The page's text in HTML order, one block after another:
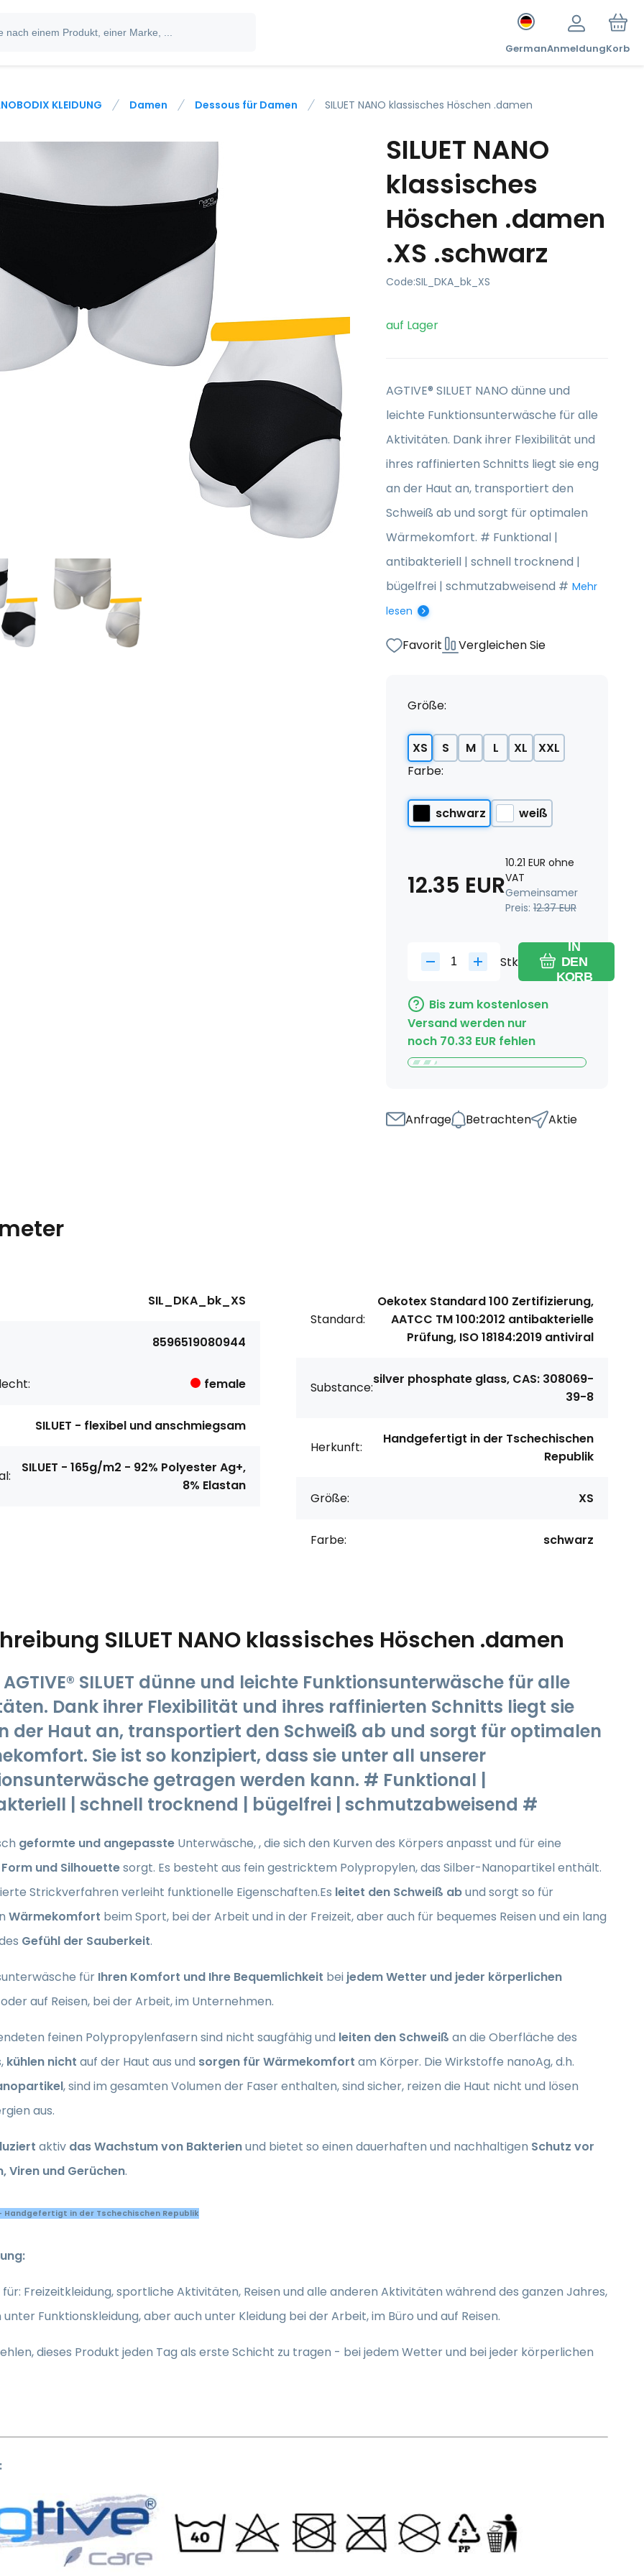
GermanAnmeldungKorb
KLEIDUNG Damen Dessous für Damen SILUET NANO klassisches Höschen .damen
SILUET NANO
klassisches
Höschen .damen
.XS .schwarz
Code:SIL_DKA_bk_XS
auf Lager
AGTIVE® SILUET NANO dünne und
leichte Funktionsunterwäsche für alle
Aktivitäten. Dank ihrer Flexibilität und
ihres raffinierten Schnitts liegt sie eng
an der Haut an, transportiert den
Schweiß ab und sorgt für optimalen
Wärmekomfort. # Funktional |
antibakteriell | schnell trocknend |
bügelfrei | schmutzabweisend # Mehr
lesen
Favorit Vergleichen Sie
Größe:
XS S M L XL
XXL
Farbe:
schwarz weiß
12.35 EUR
10.21 EUR ohne
VAT
Gemeinsamer
Preis: 12.37 EUR
Stk
IN
DEN
KORB
Bis zum kostenlosen
Versand werden nur
noch 70.33 EUR fehlen
Anfrage Betrachten Aktie
SIL_DKA_bk_XS
8596519080944
female
SILUET - flexibel und anschmiegsam
SILUET - 165g/m2 - 92% Polyester Ag+,
8% Elastan
Standard:
Oekotex Standard 100 Zertifizierung,
AATCC TM 100:2012 antibakterielle
Prüfung, ISO 18184:2019 antiviral
Substance:
silver phosphate glass, CAS: 308069-
39-8
Herkunft:
Handgefertigt in der Tschechischen
Republik
Größe: XS
Farbe: schwarz
SILUET NANO klassisches Höschen .damen
AGTIVE® SILUET dünne und leichte Funktionsunterwäsche für alle
Dank ihrer Flexibilität und ihres raffinierten Schnitts liegt sie
der Haut an, transportiert den Schweiß ab und sorgt für optimalen
Sie ist so konzipiert, dass sie unter all unserer
getragen werden kann. # Funktional |
| schnell trocknend | bügelfrei | schmutzabweisend #
geformte und angepasste Unterwäsche,, die sich den Kurven des Körpers anpasst und für eine
Form und Silhouettesorgt. Es besteht aus fein gestricktem Polypropylen, das Silber-Nanopartikel enthält.
Strickverfahren verleiht funktionelle Eigenschaften.Es leitet den Schweiß abund sorgt so für
Wärmekomfort beim Sport, bei der Arbeit und in der Freizeit, aber auch für bequemes Reisen und ein lang
Gefühl der Sauberkeit.
für Ihren Komfort und Ihre Bequemlichkeit bei jedem Wetter und jeder körperlichen
auf Reisen, bei der Arbeit, im Unternehmen.
feinen Polypropylenfasern sind nicht saugfähig und leiten den Schweiß an die Oberfläche des
kühlen nicht auf der Haut aus und sorgen für Wärmekomfort am Körper. Die Wirkstoffe nanoAg, d.h.
, sind im gesamten Volumen der Faser enthalten, sind sicher, reizen die Haut nicht und lösen
aus.
aktiv das Wachstum von Bakterienund bietet so einen dauerhaften und nachhaltigen Schutz vor
Viren und Gerüchen.
- Handgefertigt in der Tschechischen Republik
Freizeitkleidung, sportliche Aktivitäten, Reisen und alle anderen Aktivitäten während des ganzen Jahres,
Funktionskleidung, aber auch unter Kleidung bei der Arbeit, im Büro und auf Reisen.
dieses Produkt jeden Tag als erste Schicht zu tragen - bei jedem Wetter und bei jeder körperlichen